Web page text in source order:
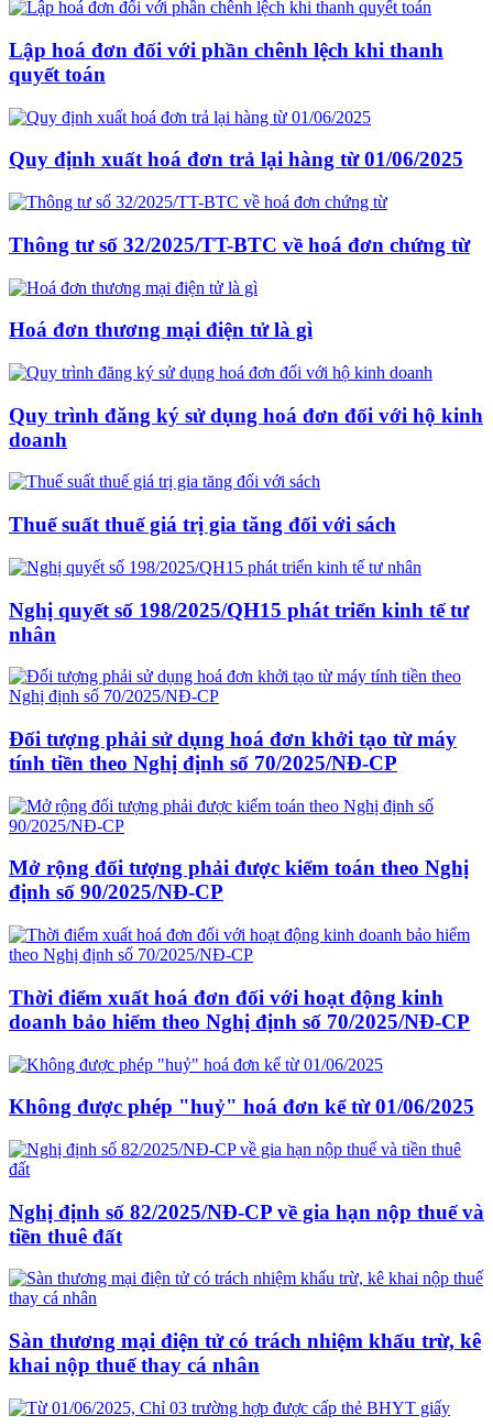
Lập hoá đơn đối với phần chênh lệch khi thanh
quyết toán
Quy định xuất hoá đơn trả lại hàng từ 01/06/2025
Thông tư số 32/2025/TT-BTC về hoá đơn chứng từ
Hoá đơn thương mại điện tử là gì
Quy trình đăng ký sử dụng hoá đơn đối với hộ kinh
doanh
Thuế suất thuế giá trị gia tăng đối với sách
Nghị quyết số 198/2025/QH15 phát triển kinh tế tư
nhân
Đối tượng phải sử dụng hoá đơn khởi tạo từ máy
tính tiền theo Nghị định số 70/2025/NĐ-CP
Mở rộng đối tượng phải được kiểm toán theo Nghị
định số 90/2025/NĐ-CP
Thời điểm xuất hoá đơn đối với hoạt động kinh
doanh bảo hiểm theo Nghị định số 70/2025/NĐ-CP
Không được phép "huỷ" hoá đơn kể từ 01/06/2025
Nghị định số 82/2025/NĐ-CP về gia hạn nộp thuế và
tiền thuê đất
Sàn thương mại điện tử có trách nhiệm khấu trừ, kê
khai nộp thuế thay cá nhân